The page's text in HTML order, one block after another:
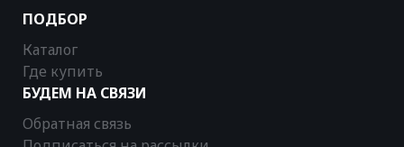
ПОДБОР
Каталог
Где купить
БУДЕМ НА СВЯЗИ
Обратная связь